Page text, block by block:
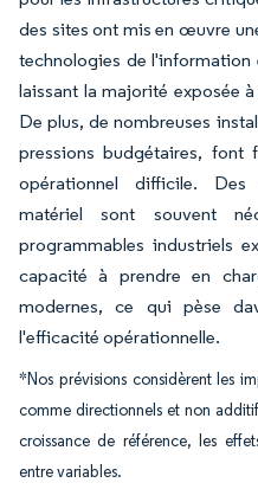
des sites ont mis en œuvre
technologies de l'information
laissant la majorité exposée
De plus, de nombreuses
pressions budgétaires,
opérationnel difficile. Des
matériel sont souvent
programmables industriels
capacité à prendre en
modernes, ce qui pèse
l'efficacité opérationnelle.
*Nos prévisions considèrent les
comme directionnels et non
croissance de référence, les
entre variables.